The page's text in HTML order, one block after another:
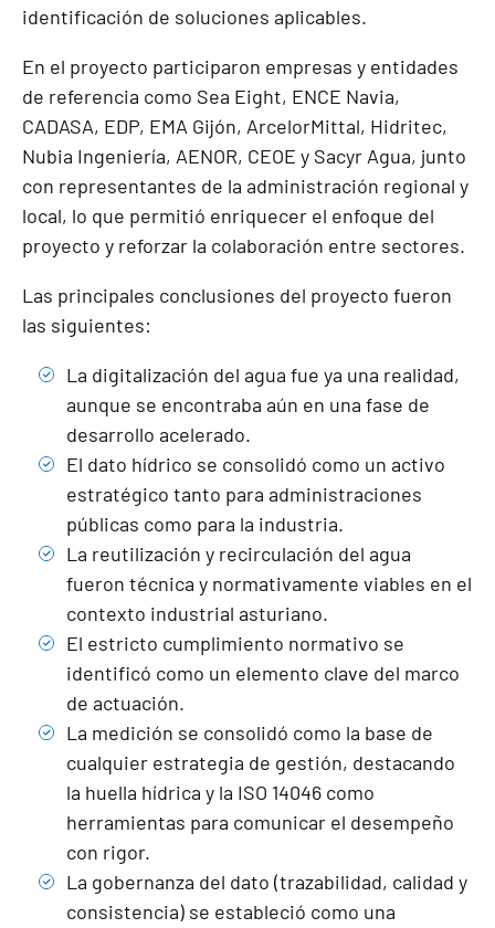
identificación de soluciones aplicables.
En el proyecto participaron empresas y entidades
de referencia como Sea Eight, ENCE Navia,
CADASA, EDP, EMA Gijón, ArcelorMittal, Hidritec,
Nubia Ingeniería, AENOR, CEOE y Sacyr Agua, junto
con representantes de la administración regional y
local, lo que permitió enriquecer el enfoque del
proyecto y reforzar la colaboración entre sectores.
Las principales conclusiones del proyecto fueron
las siguientes:
La digitalización del agua fue ya una realidad,
aunque se encontraba aún en una fase de
desarrollo acelerado.
El dato hídrico se consolidó como un activo
estratégico tanto para administraciones
públicas como para la industria.
La reutilización y recirculación del agua
fueron técnica y normativamente viables en el
contexto industrial asturiano.
El estricto cumplimiento normativo se
identificó como un elemento clave del marco
de actuación.
La medición se consolidó como la base de
cualquier estrategia de gestión, destacando
la huella hídrica y la ISO 14046 como
herramientas para comunicar el desempeño
con rigor.
La gobernanza del dato (trazabilidad, calidad y
consistencia) se estableció como una